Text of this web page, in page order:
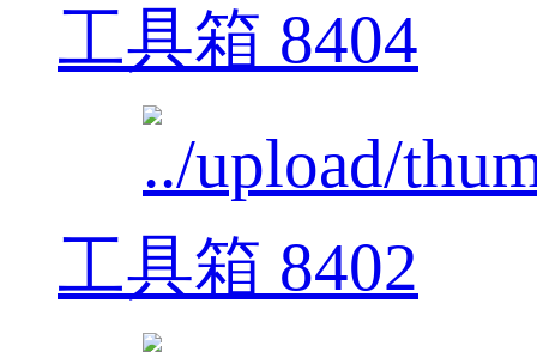
工具箱 8404
工具箱 8402